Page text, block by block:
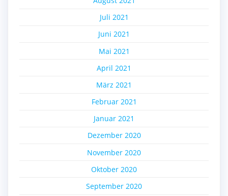
Juli 2021
Juni 2021
Mai 2021
April 2021
März 2021
Februar 2021
Januar 2021
Dezember 2020
November 2020
Oktober 2020
September 2020